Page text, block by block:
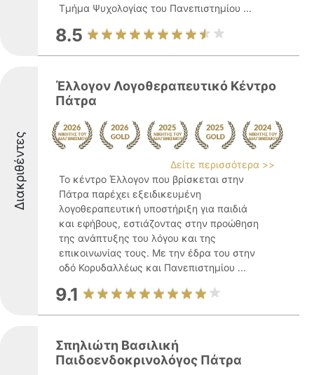
Τμήμα Ψυχολογίας του Πανεπιστημίου ...
8.5
Διακριθέντες
Έλλογον Λογοθεραπευτικό Κέντρο
Πάτρα
Δείτε περισσότερα >>
Το κέντρο Έλλογον που βρίσκεται στην
Πάτρα παρέχει εξειδικευμένη
λογοθεραπευτική υποστήριξη για παιδιά
και εφήβους, εστιάζοντας στην προώθηση
της ανάπτυξης του λόγου και της
επικοινωνίας τους. Με την έδρα του στην
οδό Κορυδαλλέως και Πανεπιστημίου ...
9.1
Σπηλιώτη Βασιλική
Παιδοενδοκρινολόγος Πάτρα